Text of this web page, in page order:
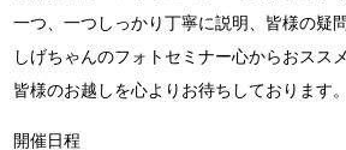
一つ、一つしっかり丁寧に説明、皆様の疑
しげちゃんのフォトセミナー心からおスス
皆様のお越しを心よりお待ちしております。
開催日程